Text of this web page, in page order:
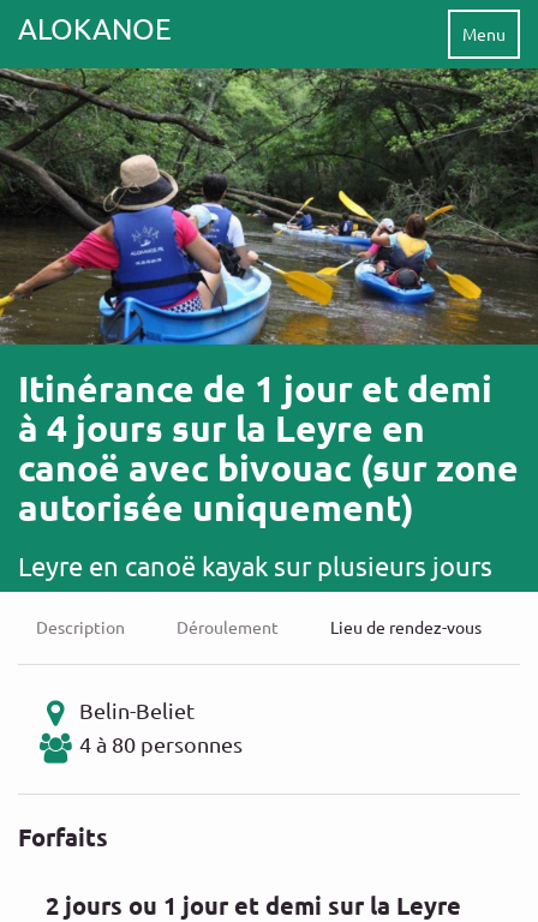
Menu
ALOKANOE
Itinérance de 1 jour et demi
à 4 jours sur la Leyre en
canoë avec bivouac (sur zone
autorisée uniquement)
Leyre en canoë kayak sur plusieurs jours
Description Déroulement Lieu de rendez-vous
Belin-Beliet
4 à 80 personnes
Forfaits
2 jours ou 1 jour et demi sur la Leyre